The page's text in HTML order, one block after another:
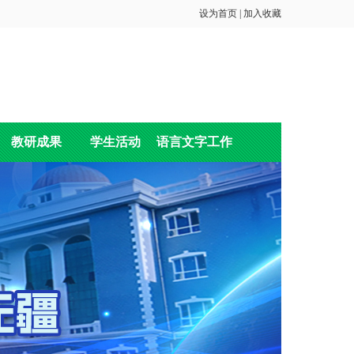
设为首页 加入收藏
教研成果 学生活动 语言文字工作